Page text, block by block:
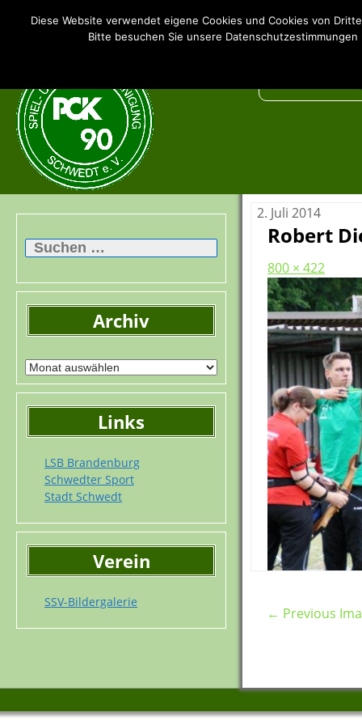
SSV PCK 90 Schwedt e.V.
nach:
Archiv
Links
LSB Brandenburg
Schwedter Sport
Stadt Schwedt
Verein
SSV-Bildergalerie
2. Juli 2014
Robert
800 × 422
← Previous
Diese Website verwendet eigene Cookies und Cookies von
Bitte besuchen Sie unsere